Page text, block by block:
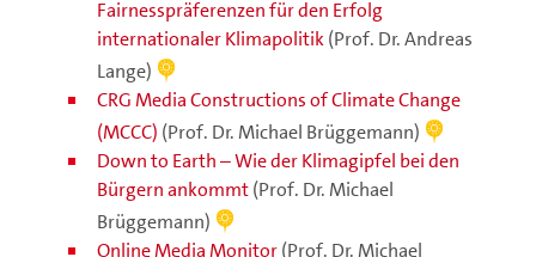
Fairnesspräferenzen für den Erfolg
internationaler Klimapolitik(Prof. Dr. Andreas
Lange)
CRG Media Constructions of Climate Change
(MCCC) (Prof. Dr. Michael Brüggemann)
Down to Earth – Wie der Klimagipfel bei den
Bürgern ankommt(Prof. Dr. Michael
Brüggemann)
Online Media Monitor(Prof. Dr. Michael